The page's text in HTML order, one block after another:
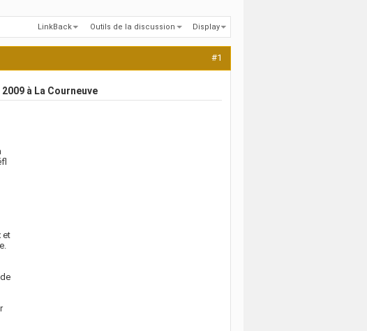
LinkBack Outils de la discussion Display
#1
à La Courneuve
et